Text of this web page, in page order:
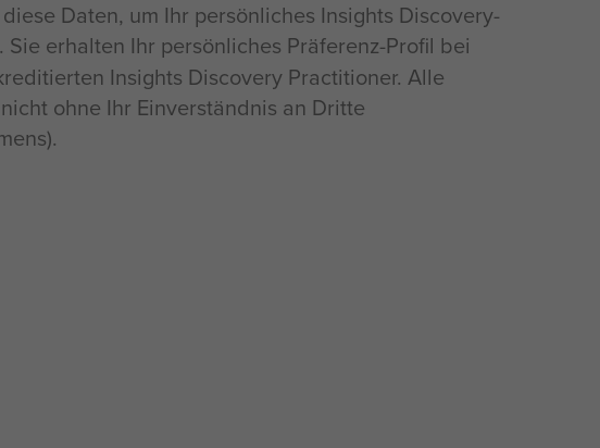
Daten, um Ihr persönliches Insights Discovery-
. Sie erhalten Ihr persönliches Präferenz-Profil bei
Insights Discovery Practitioner. Alle
ohne Ihr Einverständnis an Dritte